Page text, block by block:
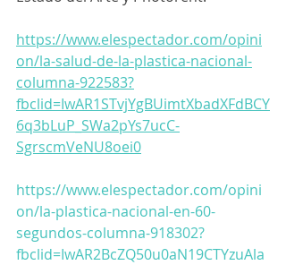
https://www.elespectador.com/opini
on/la-salud-de-la-plastica-nacional-
columna-922583?
fbclid=IwAR1STvjYgBUimtXbadXFdBCY
6q3bLuP_SWa2pYs7ucC-
SgrscmVeNU8oei0
https://www.elespectador.com/opini
on/la-plastica-nacional-en-60-
segundos-columna-918302?
fbclid=IwAR2BcZQ50u0aN19CTYzuAla